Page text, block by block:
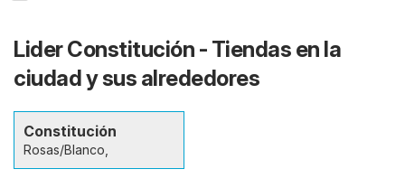
Lider Constitución - Tiendas en la
ciudad y sus alrededores
Constitución
Rosas/Blanco,